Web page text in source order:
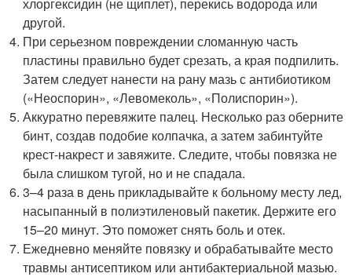
другой.
При серьезном повреждении сломанную часть
пластины правильно будет срезать, а края подпилить.
Затем следует нанести на рану мазь с антибиотиком
(«Неоспорин», «Левомеколь», «Полиспорин»).
Аккуратно перевяжите палец. Несколько раз оберните
бинт, создав подобие колпачка, а затем забинтуйте
крест-накрест и завяжите. Следите, чтобы повязка не
была слишком тугой, но и не спадала.
3–4 раза в день прикладывайте к больному месту лед,
насыпанный в полиэтиленовый пакетик. Держите его
15–20 минут. Это поможет снять боль и отек.
Ежедневно меняйте повязку и обрабатывайте место
травмы антисептиком или антибактериальной мазью.